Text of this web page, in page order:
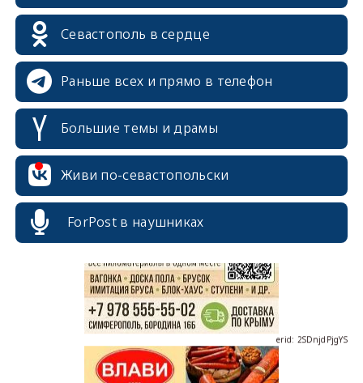
Севастополь в сердце
Раньше всех и прямо в телефон
Большие темы и драмы
Живи по-севастопольски
ForPost в наушниках